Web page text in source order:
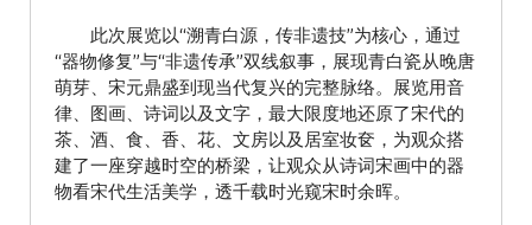
此次展览以“溯青白源，传非遗技”为核心，通过
“器物修复”与“非遗传承”双线叙事，展现青白瓷从晚唐
萌芽、宋元鼎盛到现当代复兴的完整脉络。展览用音
律、图画、诗词以及文字，最大限度地还原了宋代的
茶、酒、食、香、花、文房以及居室妆奁，为观众搭
建了一座穿越时空的桥梁，让观众从诗词宋画中的器
物看宋代生活美学，透千载时光窥宋时余晖。